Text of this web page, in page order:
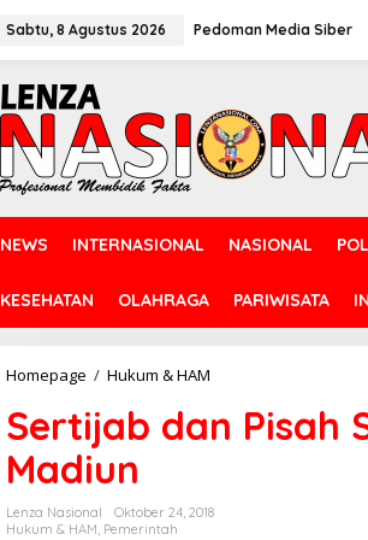
Sabtu, 8 Agustus 2026 Pedoman Media Siber
NEWS INTERNASIONAL NASIONAL
KESEHATAN OLAHRAGA PARIWISATA
Homepage / Hukum & HAM
r
t
a
Sertijab dan Pisah
Madiun
Lenza Nasional
Oktober 24, 2018
Hukum & HAM, Pemerintah